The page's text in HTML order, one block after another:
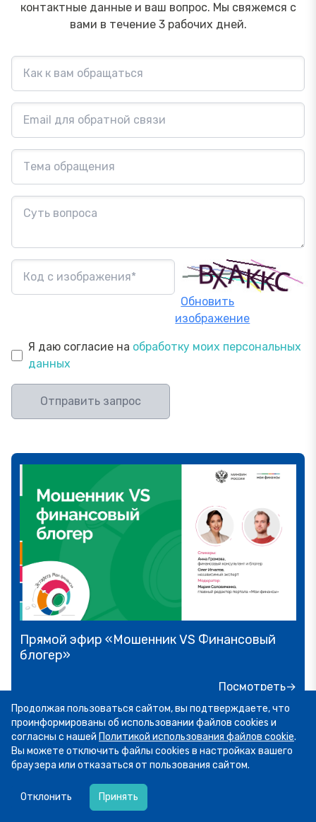
контактные данные и ваш вопрос. Мы свяжемся с
вами в течение 3 рабочих дней.
Обновить
изображение
Я даю согласие на обработку моих персональных
данных
Отправить запрос
Прямой эфир «Мошенник VS Финансовый
блогер»
Посмотреть→
Мини-курс игры «МыСчитаем»: «Как
Пятница! А это значит, что мы публикуем
подборку фото участников рубрики
Продолжая пользоваться сайтом, вы подтверждаете, что
проинформированы об использовании файлов cookies и
согласны с нашей Политикой использования файлов cookie.
Вы можете отключить файлы cookies в настройках вашего
браузера или отказаться от пользования сайтом.
Отклонить Принять